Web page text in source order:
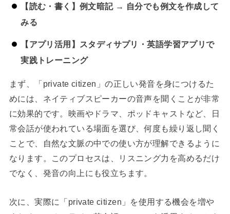
【読む・書く】例文暗記 → 自分でも例文を作成して
みる
【アプリ活用】スタディサプリ・英語学習アプリで
実践トレーニング
まず、「private citizen」の正しい発音を身につけるた
めには、ネイティブスピーカーの音声を聞くことが非常
に効果的です。映画やドラマ、ポッドキャストなど、日
常会話が使われている場面を選び、何度も繰り返し聞く
ことで、自然な文脈の中での使い方が理解できるように
なります。このプロセスは、リスニング力を高めるだけ
でなく、発音の向上にも役立ちます。
次に、実際に「private citizen」を使用する機会を増や